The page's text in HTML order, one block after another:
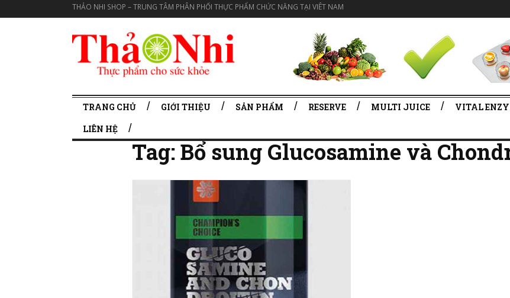
THẢO NHI SHOP – TRUNG TÂM PHÂN PHỐI THỰC PHẨM CHỨC NĂNG TẠI VIÊT NAM
TRANG CHỦ GIỚI THIỆU SẢN PHẨM RESERVE MULTI JUICE VITAL
LIÊN HỆ
Tag:Bổ sung Glucosamine và